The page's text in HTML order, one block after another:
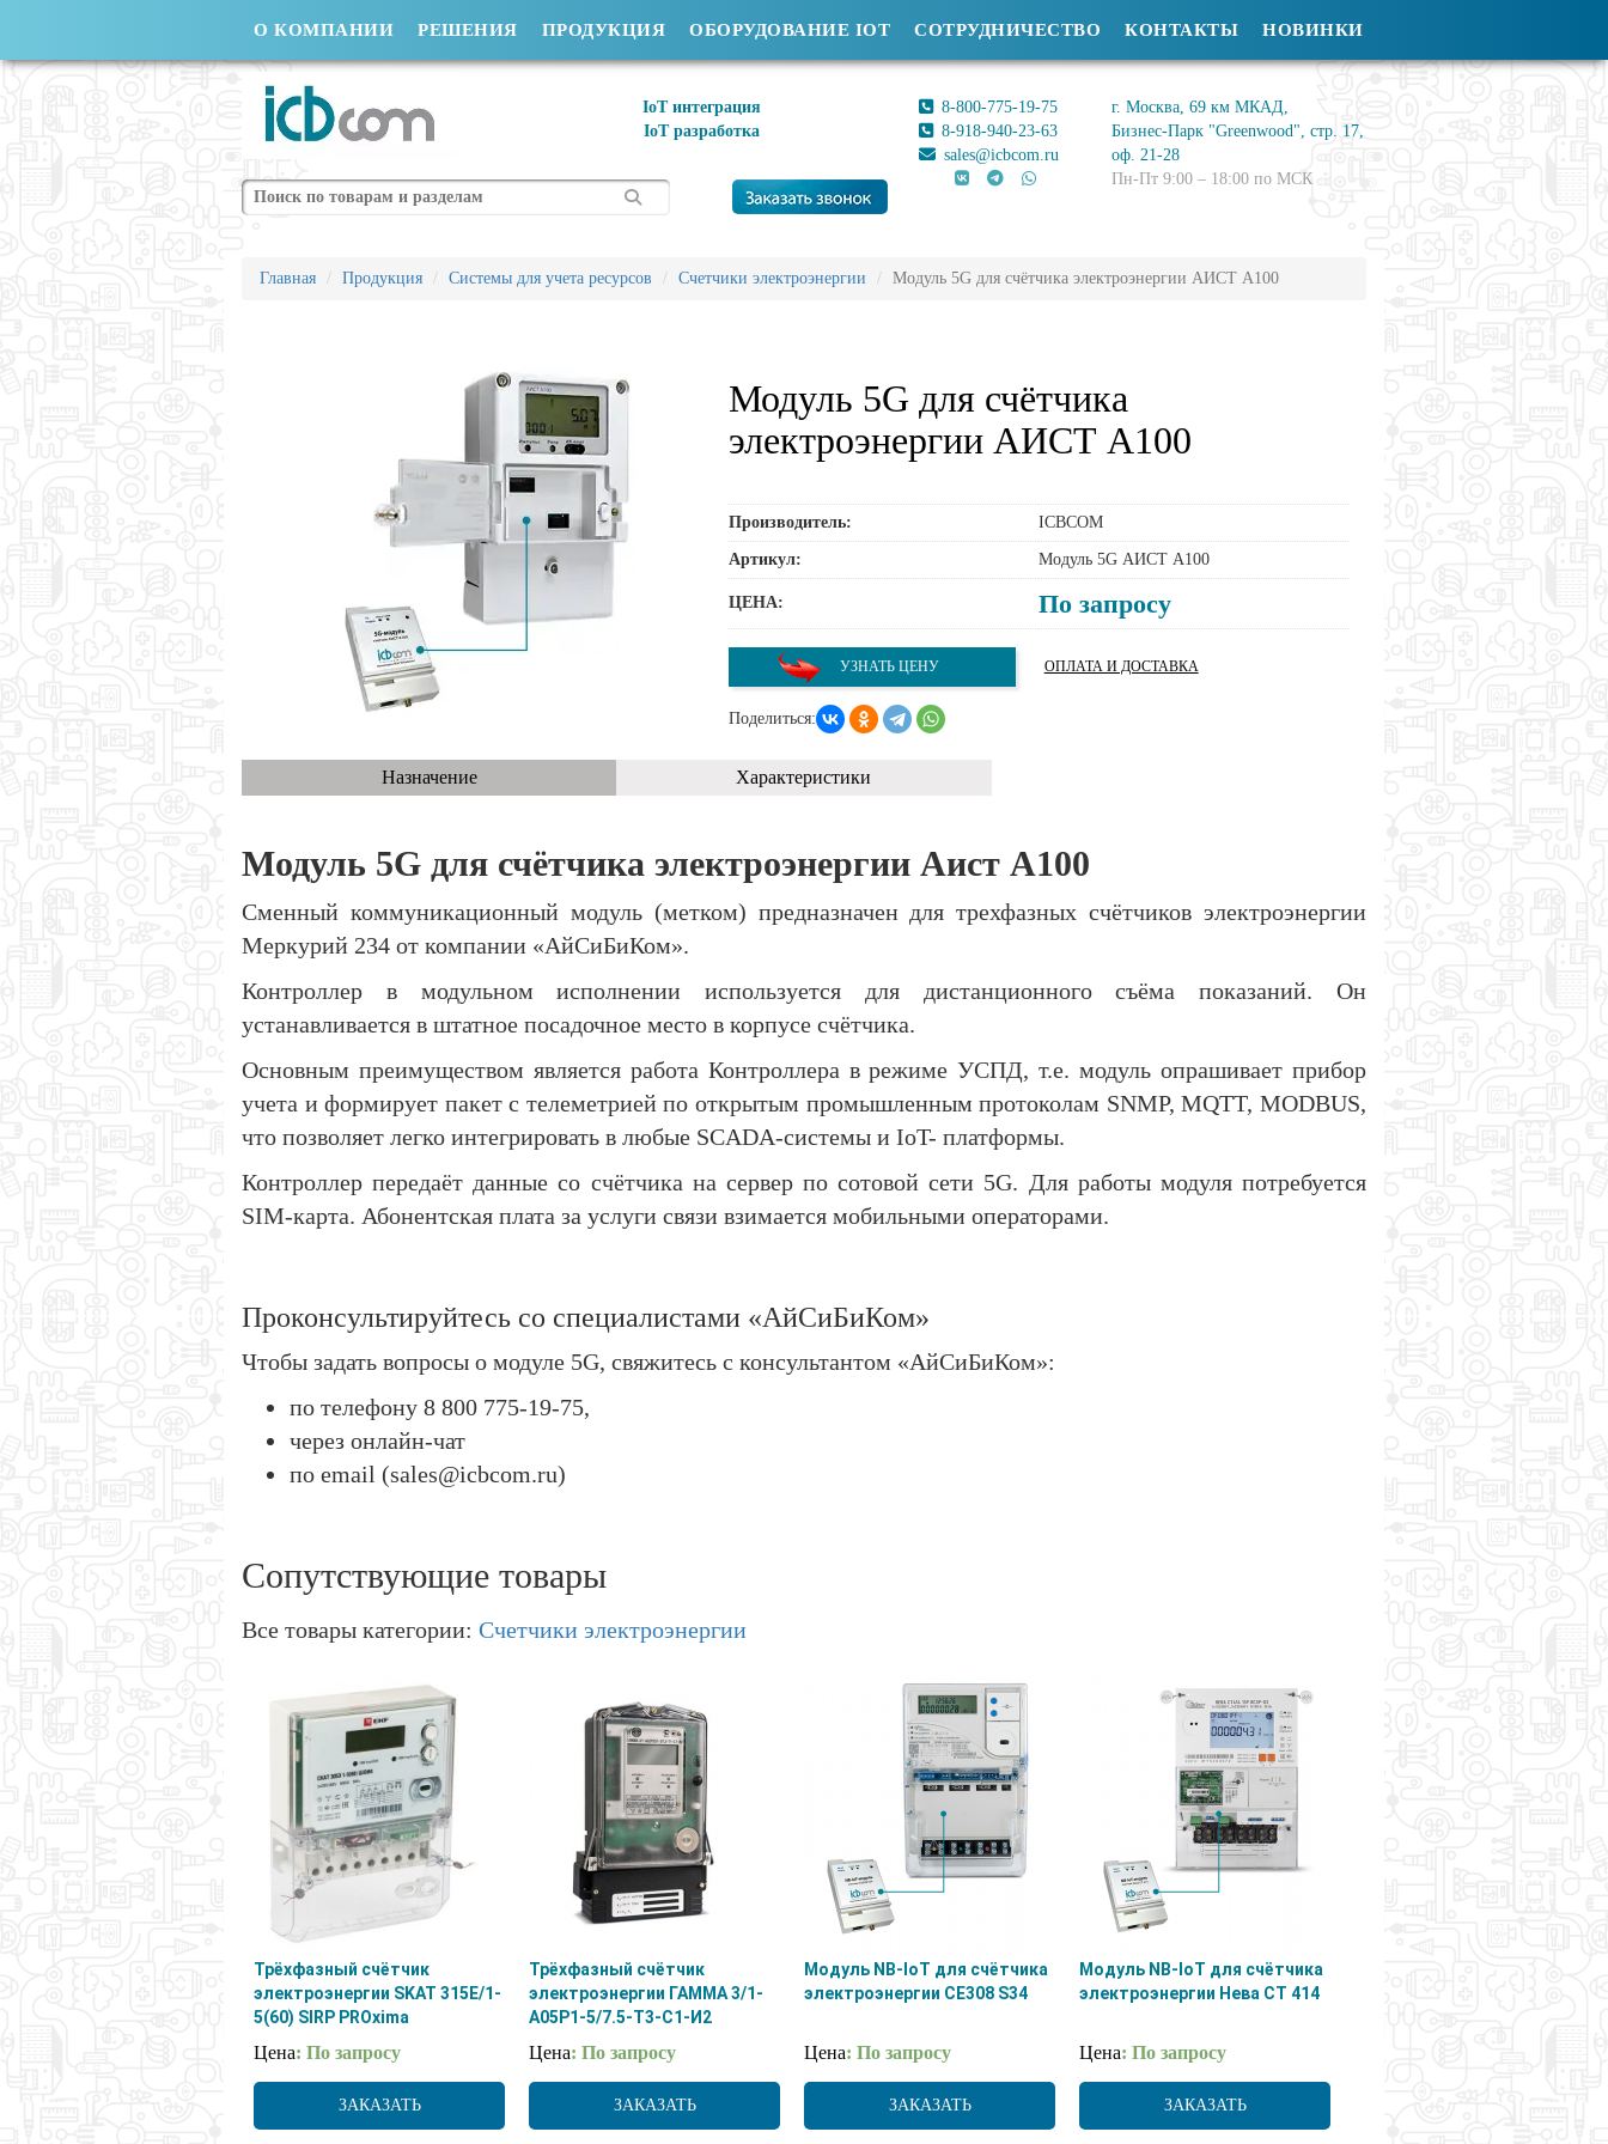
О КОМПАНИИ РЕШЕНИЯ ПРОДУКЦИЯ ОБОРУДОВАНИЕ IOT СОТРУДНИЧЕСТВО КОНТАКТЫ НОВИНКИ
IoT интеграция
IoT разработка
Поиск
8-800-775-19-75
8-918-940-23-63
sales@icbcom.ru
г. Москва, 69 км МКАД,
Бизнес-Парк "Greenwood", стр. 17,
оф. 21-28
Пн-Пт 9:00 – 18:00 по МСК
Главная Продукция Системы для учета ресурсов Счетчики электроэнергии Модуль 5G для счётчика электроэнергии АИСТ А100
Модуль 5G для счётчика
электроэнергии АИСТ А100
Производитель: ICBCOM
Артикул: Модуль 5G АИСТ A100
ЦЕНА: По запросу
УЗНАТЬ ЦЕНУ ОПЛАТА И ДОСТАВКА
Поделиться:
Назначение Характеристики
Модуль 5G для счётчика электроэнергии Аист А100
Сменный коммуникационный модуль (метком) предназначен для трехфазных счётчиков электроэнергии
Меркурий 234 от компании «АйСиБиКом».
Контроллер в модульном исполнении используется для дистанционного съёма показаний. Он
устанавливается в штатное посадочное место в корпусе счётчика.
Основным преимуществом является работа Контроллера в режиме УСПД, т.е. модуль опрашивает прибор
учета и формирует пакет с телеметрией по открытым промышленным протоколам SNMP, MQTT, MODBUS,
что позволяет легко интегрировать в любые SCADA-системы и IoT- платформы.
Контроллер передаёт данные со счётчика на сервер по сотовой сети 5G. Для работы модуля потребуется
SIM-карта. Абонентская плата за услуги связи взимается мобильными операторами.
Проконсультируйтесь со специалистами «АйСиБиКом»
Чтобы задать вопросы о модуле 5G, свяжитесь с консультантом «АйСиБиКом»:
по телефону 8 800 775-19-75,
через онлайн-чат
по email (sales@icbcom.ru)
Сопутствующие товары
Все товары категории: Счетчики электроэнергии
Трёхфазный счётчик
электроэнергии SKAT 315E/1-
5(60) SIRP PROxima
Цена: По запросу
ЗАКАЗАТЬ
Трёхфазный счётчик
электроэнергии ГАММА 3/1-
А05Р1-5/7.5-Т3-С1-И2
Цена: По запросу
ЗАКАЗАТЬ
Модуль NB-IoT для счётчика
электроэнергии CE308 S34
Цена: По запросу
ЗАКАЗАТЬ
Модуль NB-IoT для счётчика
электроэнергии Нева СТ 414
Цена: По запросу
ЗАКАЗАТЬ